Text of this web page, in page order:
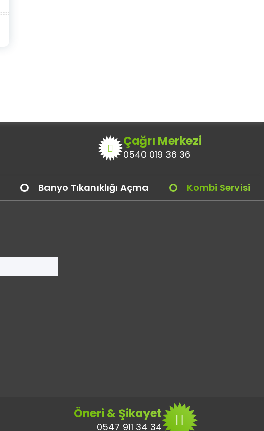
Çağrı Merkezi
0540 019 36 36
Banyo Tıkanıklığı Açma Kombi Servisi
Öneri & Şikayet
0547 911 34 34